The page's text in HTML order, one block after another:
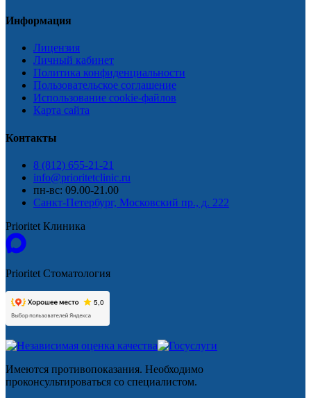
Информация
Лицензия
Личный кабинет
Политика конфиденциальности
Пользовательское соглашение
Использование cookie-файлов
Карта сайта
Контакты
8 (812) 655-21-21
info@prioritetclinic.ru
пн-вс: 09.00-21.00
Санкт-Петербург, Московский пр., д. 222
Prioritet Клиника
Prioritet Стоматология
Имеются противопоказания. Необходимо
проконсультироваться со специалистом.